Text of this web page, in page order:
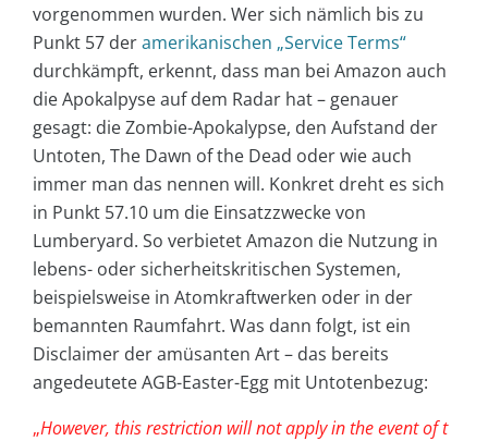
vorgenommen wurden. Wer sich nämlich bis zu
Punkt 57 deramerikanischen „Service Terms“
durchkämpft, erkennt, dass man bei Amazon auch
die Apokalpyse auf dem Radar hat – genauer
gesagt: die Zombie-Apokalypse, den Aufstand der
Untoten, The Dawn of the Dead oder wie auch
immer man das nennen will. Konkret dreht es sich
in Punkt 57.10 um die Einsatzzwecke von
Lumberyard. So verbietet Amazon die Nutzung in
lebens- oder sicherheitskritischen Systemen,
beispielsweise in Atomkraftwerken oder in der
bemannten Raumfahrt. Was dann folgt, ist ein
Disclaimer der amüsanten Art – das bereits
angedeutete AGB-Easter-Egg mit Untotenbezug:
„However, this restriction will not apply in the event of t